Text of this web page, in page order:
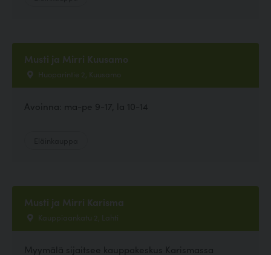
Musti ja Mirri Kuusamo
Huoparintie 2, Kuusamo
Avoinna: ma-pe 9-17, la 10-14
Musti ja Mirri Karisma
Kauppiaankatu 2, Lahti
Myymälä sijaitsee kauppakeskus Karismassa